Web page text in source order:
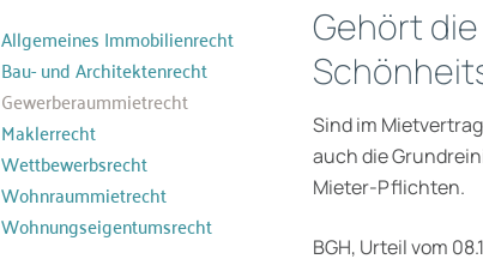
Allgemeines Immobilienrecht
Bau- und Architektenrecht
Gewerberaummietrecht
Maklerrecht
Wettbewerbsrecht
Wohnraummietrecht
Wohnungseigentumsrecht
Gehört
Sind im
auch die
Mieter-Pflichten.
BGH, Urteil vom